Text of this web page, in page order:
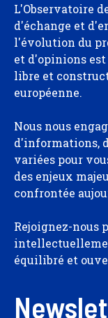
L'Observatoire
d'échange et
l'évolution du
et d'opinions
libre et
européenne.
Nous nous
d'informations,
variées pour
des enjeux
confrontée
Rejoignez-nous
équilibré et